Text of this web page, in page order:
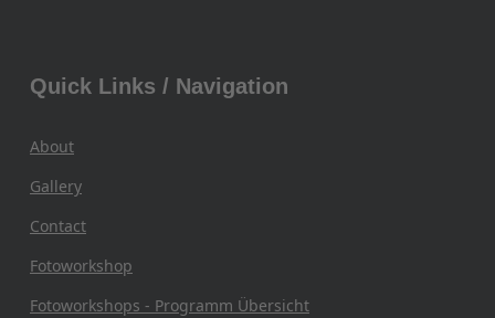
Quick Links / Navigation
About
Gallery
Contact
Fotoworkshop
Fotoworkshops - Programm Übersicht